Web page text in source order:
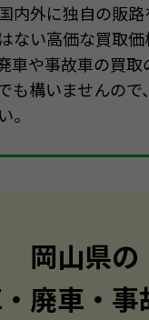
内外に独自の販
ない高価な買取
車や事故車の買取
も構いませんので
。
岡山県の
廃車・事